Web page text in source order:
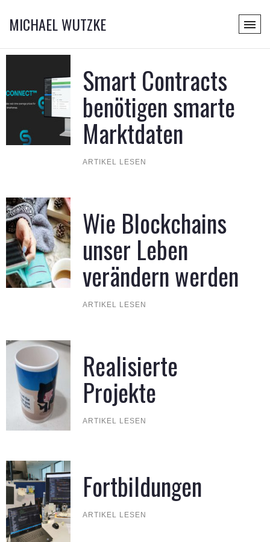
MICHAEL WUTZKE
Smart Contracts
benötigen smarte
Marktdaten
ARTIKEL LESEN
Wie Blockchains
unser Leben
verändern werden
ARTIKEL LESEN
Realisierte
Projekte
ARTIKEL LESEN
Fortbildungen
ARTIKEL LESEN